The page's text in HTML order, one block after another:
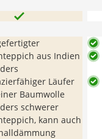
aus Indien
Läufer
Baumwolle
schwerer
kann auch